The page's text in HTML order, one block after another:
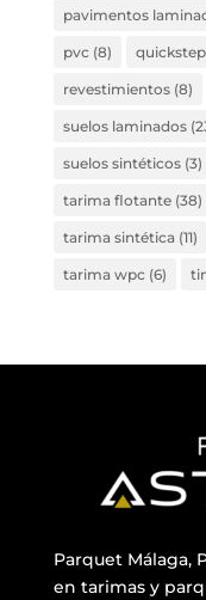
pavimentos
pvc (8) quickstep
revestimientos(8)
suelos laminados
suelos sintéticos(3)
tarima flotante(38)
tarima sintética (11)
tarima wpc (6)
Parquet Málaga,
en tarimas y